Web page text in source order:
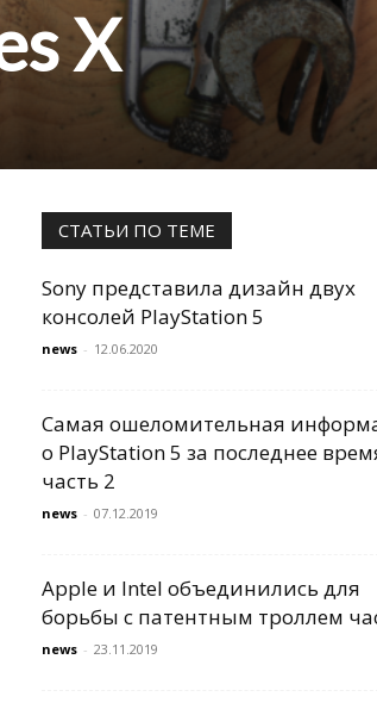
X
СТАТЬИ ПО ТЕМЕ
Sony представила дизайн двух
консолей PlayStation 5
news - 12.06.2020
Самая ошеломительная
о PlayStation 5 за последнее
часть 2
news - 07.12.2019
Apple и Intel объединились для
борьбы с патентным троллем
news - 23.11.2019